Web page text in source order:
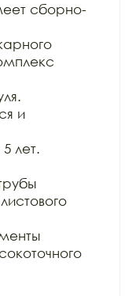
сборно-
и
лет.